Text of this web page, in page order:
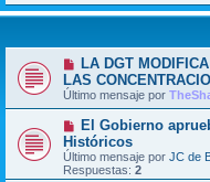
LA DGT
LAS
Último mensaje por
El Gobierno
Históricos
Último mensaje por JC de
Respuestas: 2